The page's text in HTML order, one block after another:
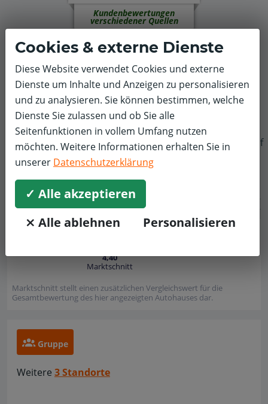
Kundenbewertungen
verschiedener Quellen
75 Bewertungen ohne Vertrauensfaktorenaus 1
anderen Quellen:
4,7/5
75
Bewertungen
Google
4,40
Marktschnitt
Marktschnitt stellt einen zusätzlichen Vergleichswert für die
Gesamtbewertung des hier angezeigten Autohauses dar.
Gruppe
Weitere 3 Standorte
Cookies & externe Dienste
Diese Website verwendet Cookies und externe
Dienste um Inhalte und Anzeigen zu personalisieren
und zu analysieren. Sie können bestimmen, welche
Dienste Sie zulassen und ob Sie alle
Seitenfunktionen in vollem Umfang nutzen
möchten. Weitere Informationen erhalten Sie in
unserer Datenschutzerklärung
✓ Alle akzeptieren
⨯ Alle ablehnen
Personalisieren
f